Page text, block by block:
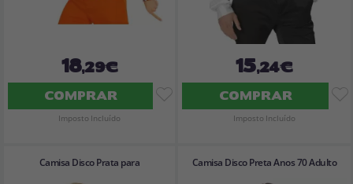
18,29€
COMPRAR
Imposto Incluído
15,24€
COMPRAR
Imposto Incluído
Camisa Disco Prata para Camisa Disco Preta Anos 70 Adulto